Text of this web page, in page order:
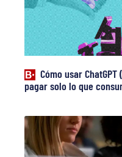
Cómo usar
pagar solo lo que